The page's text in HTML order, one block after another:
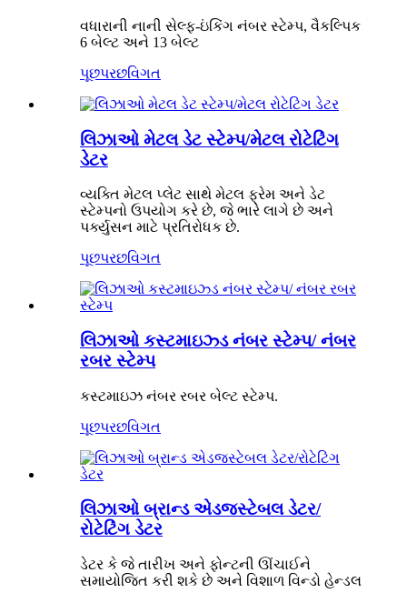
વધારાની નાની સેલ્ફ-ઇંકિંગ નંબર સ્ટેમ્પ, વૈકલ્પિક
6 બેલ્ટ અને 13 બેલ્ટ
પૂછપરછવિગત
લિઝાઓ મેટલ ડેટ સ્ટેમ્પ/મેટલ રોટેટિંગ
ડેટર
વ્યક્તિ મેટલ પ્લેટ સાથે મેટલ ફ્રેમ અને ડેટ
સ્ટેમ્પનો ઉપયોગ કરે છે, જે ભારે લાગે છે અને
પર્ક્યુસન માટે પ્રતિરોધક છે.
પૂછપરછવિગત
લિઝાઓ કસ્ટમાઇઝ્ડ નંબર સ્ટેમ્પ/ નંબર
રબર સ્ટેમ્પ
કસ્ટમાઇઝ નંબર રબર બેલ્ટ સ્ટેમ્પ.
પૂછપરછવિગત
લિઝાઓ બ્રાન્ડ એડજસ્ટેબલ ડેટર/
રોટેટિંગ ડેટર
ડેટર કે જે તારીખ અને ફોન્ટની ઊંચાઈને
સમાયોજિત કરી શકે છે અને વિશાળ વિન્ડો હેન્ડલ